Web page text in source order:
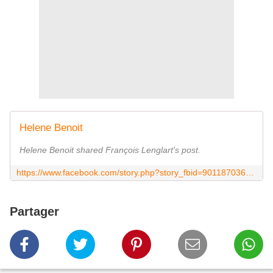
Helene Benoit
Helene Benoit shared François Lenglart's post.
Partager